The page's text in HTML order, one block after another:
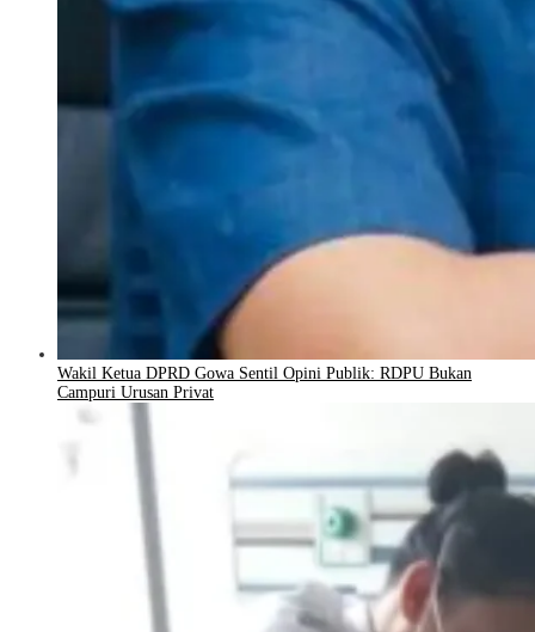
Wakil Ketua DPRD Gowa Sentil Opini Publik: RDPU Bukan
Campuri Urusan Privat